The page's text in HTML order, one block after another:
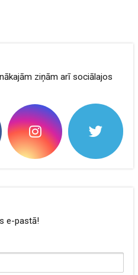
ziņām arī sociālajos
e-pastā!